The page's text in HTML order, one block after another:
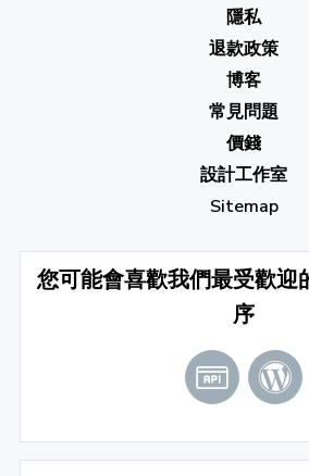
隱私
退款政策
博客
常見問題
價錢
設計工作室
Sitemap
您可能會喜歡我們最受歡迎
序